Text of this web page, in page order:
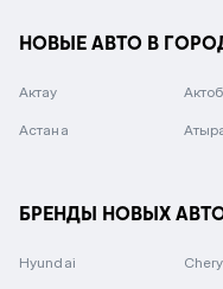
НОВЫЕ АВТО В
Актау
Астана
БРЕНДЫ НОВЫХ
Hyundai Chery